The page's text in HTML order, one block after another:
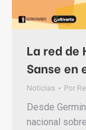
La red de
Sanse en
Noticias Por
Desde
nacional